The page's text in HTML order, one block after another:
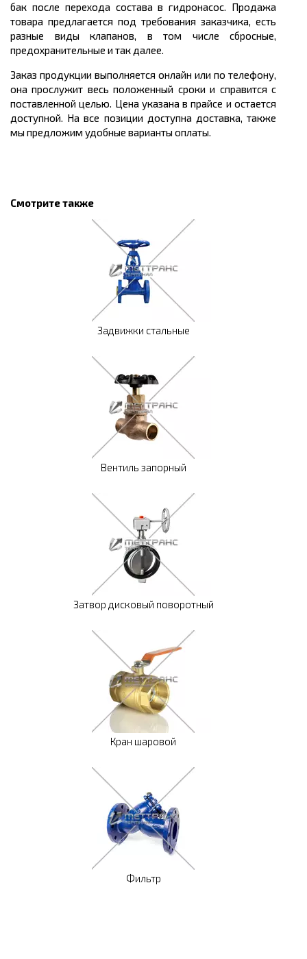
бак после перехода состава в гидронасос. Продажа
товара предлагается под требования заказчика, есть
разные виды клапанов, в том числе сбросные,
предохранительные и так далее.
Заказ продукции выполняется онлайн или по телефону,
она прослужит весь положенный сроки и справится с
поставленной целью. Цена указана в прайсе и остается
доступной. На все позиции доступна доставка, также
мы предложим удобные варианты оплаты.
Смотрите также
Задвижки стальные
Вентиль запорный
Затвор дисковый поворотный
Кран шаровой
Фильтр